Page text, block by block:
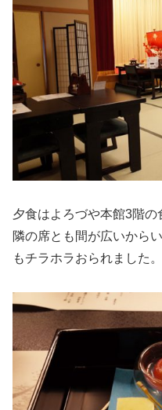
夕食はよろづや本館3階
隣の席とも間が広いから
もチラホラおられました。